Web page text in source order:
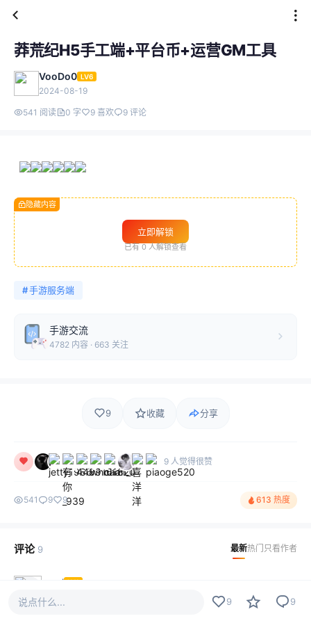
莽荒纪H5手工端+平台币+运营GM工具
VooDo0 LV6
2024-08-19
541 阅读 0 字 9 喜欢 9 评论
隐藏内容
立即解锁
已有 0 人解锁查看
#手游服务端
手游交流
4782 内容 · 663 关注
9 收藏 分享
9 人觉得很赞
541 9 9 613 热度
评论 9 最新热门 只看作者
mxwl LV1
这个逼装的我给82分，剩下的用666的方式打给你！
说点什么... 9 9